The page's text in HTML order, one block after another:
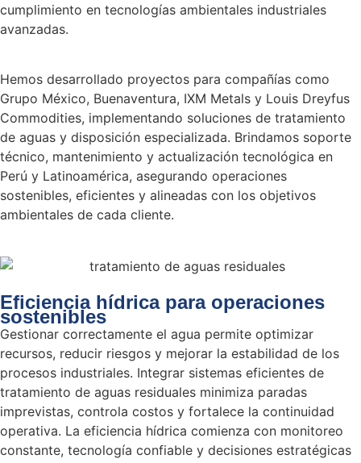
cumplimiento en tecnologías ambientales industriales
avanzadas.
Hemos desarrollado proyectos para compañías como
Grupo México, Buenaventura, IXM Metals y Louis Dreyfus
Commodities, implementando soluciones de tratamiento
de aguas y disposición especializada. Brindamos soporte
técnico, mantenimiento y actualización tecnológica en
Perú y Latinoamérica, asegurando operaciones
sostenibles, eficientes y alineadas con los objetivos
ambientales de cada cliente.
Eficiencia hídrica para operaciones
sostenibles
Gestionar correctamente el agua permite optimizar
recursos, reducir riesgos y mejorar la estabilidad de los
procesos industriales. Integrar sistemas eficientes de
tratamiento de aguas residuales minimiza paradas
imprevistas, controla costos y fortalece la continuidad
operativa. La eficiencia hídrica comienza con monitoreo
constante, tecnología confiable y decisiones estratégicas